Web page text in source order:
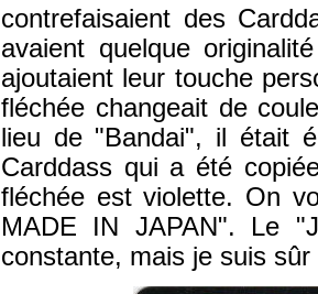
contrefaisaient des
avaient quelque
ajoutaient leur touche
fléchée changeait de
lieu de "Bandai", il était
Carddass qui a été
fléchée est violette. On
MADE IN JAPAN". Le
constante, mais je suis